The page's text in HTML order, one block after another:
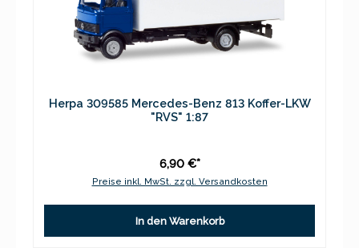
Herpa 309585 Mercedes-Benz 813 Koffer-LKW
"RVS" 1:87
6,90 €*
Preise inkl. MwSt. zzgl. Versandkosten
In den Warenkorb